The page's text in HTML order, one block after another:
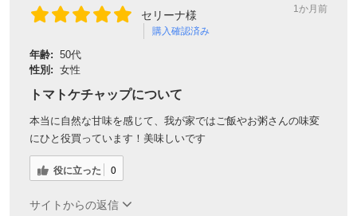
セリーナ様
購入確認済み
1か月前
年齢: 50代
性別: 女性
トマトケチャップについて
本当に自然な甘味を感じて、我が家ではご飯やお粥さんの味変
にひと役買っています！美味しいです
役に立った 0
サイトからの返信